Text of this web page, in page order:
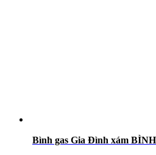
Bình gas Gia Đình xám